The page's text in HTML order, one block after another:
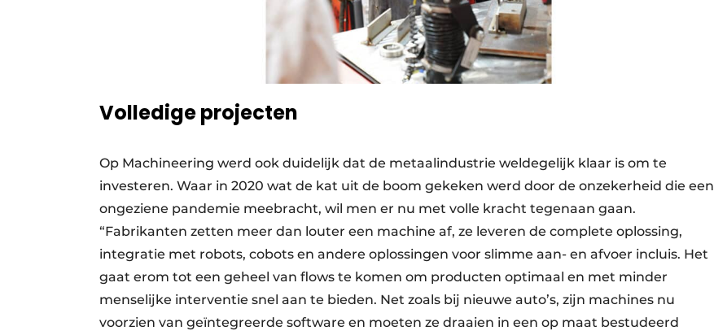
Volledige projecten
Op Machineering werd ook duidelijk dat de metaalindustrie weldegelijk klaar is om te
investeren. Waar in 2020 wat de kat uit de boom gekeken werd door de onzekerheid die een
ongeziene pandemie meebracht, wil men er nu met volle kracht tegenaan gaan.
“Fabrikanten zetten meer dan louter een machine af, ze leveren de complete oplossing,
integratie met robots, cobots en andere oplossingen voor slimme aan- en afvoer incluis. Het
gaat erom tot een geheel van flows te komen om producten optimaal en met minder
menselijke interventie snel aan te bieden. Net zoals bij nieuwe auto’s, zijn machines nu
voorzien van geïntegreerde software en moeten ze draaien in een op maat bestudeerd